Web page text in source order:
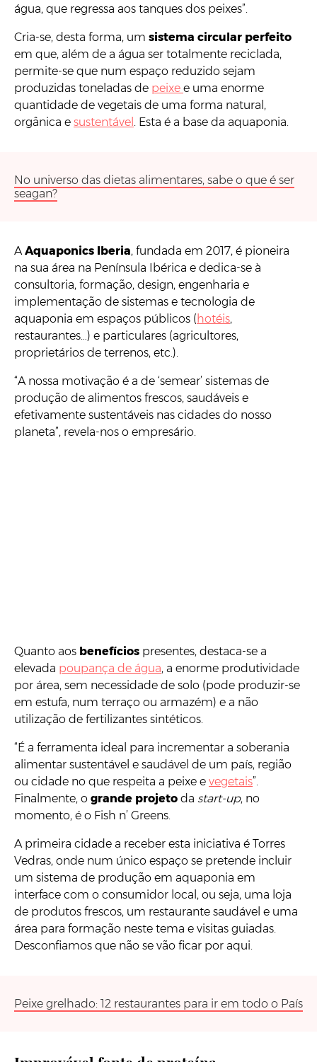
água, que regressa aos tanques dos peixes”.
Cria-se, desta forma, um sistema circular perfeito
em que, além de a água ser totalmente reciclada,
permite-se que num espaço reduzido sejam
produzidas toneladas de peixe e uma enorme
quantidade de vegetais de uma forma natural,
orgânica e sustentável . Esta é a base da aquaponia.
No universo das dietas alimentares, sabe o que é ser
seagan?
AAquaponics Iberia, fundada em 2017, é pioneira
na sua área na Península Ibérica e dedica-se à
consultoria, formação, design, engenharia e
implementação de sistemas e tecnologia de
aquaponia em espaços públicos (hotéis,
restaurantes…) e particulares (agricultores,
proprietários de terrenos, etc.).
“A nossa motivação é a de ‘semear’ sistemas de
produção de alimentos frescos, saudáveis e
efetivamente sustentáveis nas cidades do nosso
planeta”, revela-nos o empresário.
Quanto aos benefícios presentes, destaca-se a
elevada poupança de água, a enorme produtividade
por área, sem necessidade de solo (pode produzir-se
em estufa, num terraço ou armazém) e a não
utilização de fertilizantes sintéticos.
“É a ferramenta ideal para incrementar a soberania
alimentar sustentável e saudável de um país, região
ou cidade no que respeita a peixe e vegetais”.
Finalmente, o grande projeto da start-up, no
momento, é o Fish n’ Greens.
A primeira cidade a receber esta iniciativa é Torres
Vedras, onde num único espaço se pretende incluir
um sistema de produção em aquaponia em
interface com o consumidor local, ou seja, uma loja
de produtos frescos, um restaurante saudável e uma
área para formação neste tema e visitas guiadas.
Desconfiamos que não se vão ficar por aqui.
Peixe grelhado: 12 restaurantes para ir em todo o País